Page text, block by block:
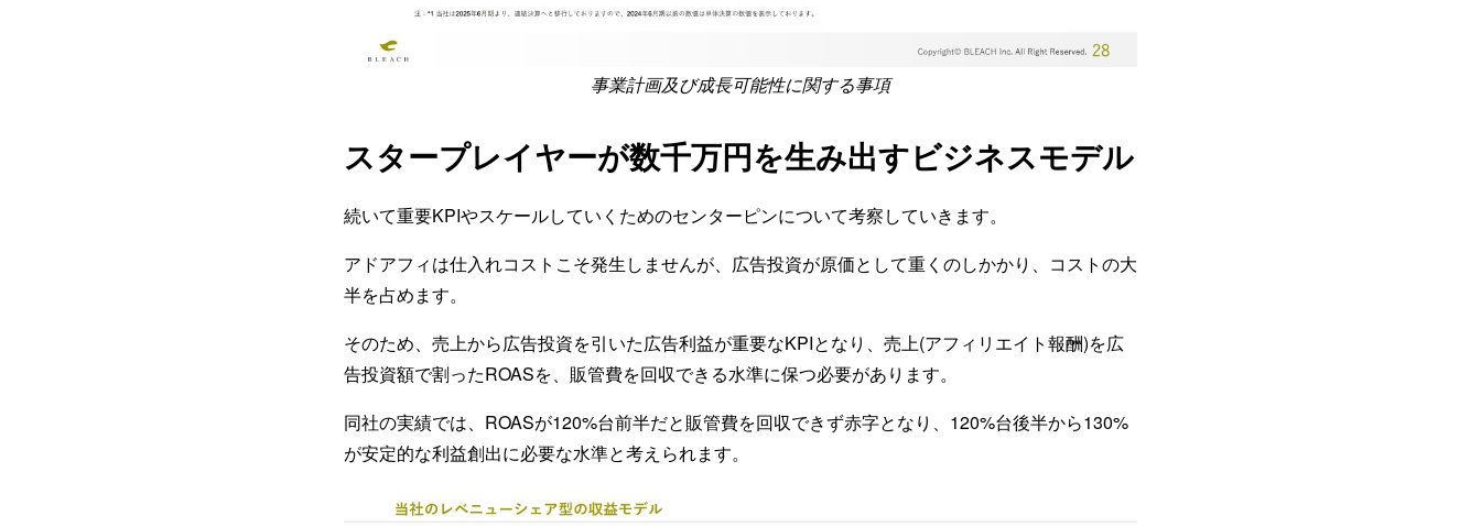
事業計画及び成長可能性に関する事項
スタープレイヤーが数千万円を生み出すビジネスモデル
続いて重要KPIやスケールしていくためのセンターピンについて考察していきます。
アドアフィは仕入れコストこそ発生しませんが、広告投資が原価として重くのしかかり、コストの大
半を占めます。
そのため、売上から広告投資を引いた広告利益が重要なKPIとなり、売上(アフィリエイト報酬)を広
告投資額で割ったROASを、販管費を回収できる水準に保つ必要があります。
同社の実績では、ROASが120%台前半だと販管費を回収できず赤字となり、120%台後半から130%
が安定的な利益創出に必要な水準と考えられます。